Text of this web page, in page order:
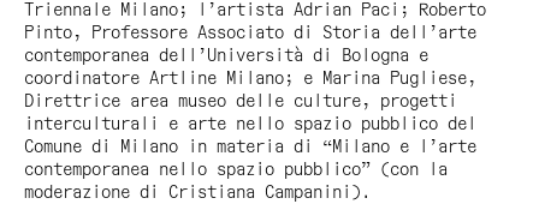
Triennale Milano; l’artista Adrian Paci; Roberto
Pinto, Professore Associato di Storia dell’arte
contemporanea dell’Università di Bologna e
coordinatore Artline Milano; e Marina Pugliese,
Direttrice area museo delle culture, progetti
interculturali e arte nello spazio pubblico del
Comune di Milano in materia di “Milano e l’arte
contemporanea nello spazio pubblico” (con la
moderazione di Cristiana Campanini).